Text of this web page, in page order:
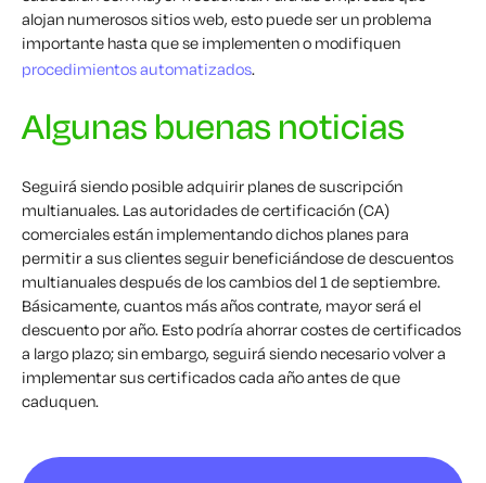
alojan numerosos sitios web, esto puede ser un problema
importante hasta que se implementen o modifiquen
procedimientos automatizados.
Algunas buenas noticias
Seguirá siendo posible adquirir planes de suscripción
multianuales. Las autoridades de certificación (CA)
comerciales están implementando dichos planes para
permitir a sus clientes seguir beneficiándose de descuentos
multianuales después de los cambios del 1 de septiembre.
Básicamente, cuantos más años contrate, mayor será el
descuento por año. Esto podría ahorrar costes de certificados
a largo plazo; sin embargo, seguirá siendo necesario volver a
implementar sus certificados cada año antes de que
caduquen.